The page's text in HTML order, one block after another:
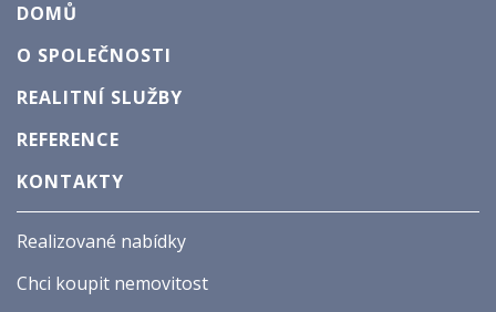
DOMŮ
O SPOLEČNOSTI
REALITNÍ SLUŽBY
REFERENCE
KONTAKTY
Realizované nabídky
Chci koupit nemovitost